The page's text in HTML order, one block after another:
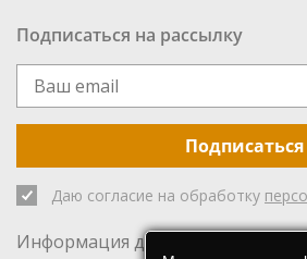
Подписаться на рассылку
Подписаться
Даю согласие на обработку
Информация для инвесторов